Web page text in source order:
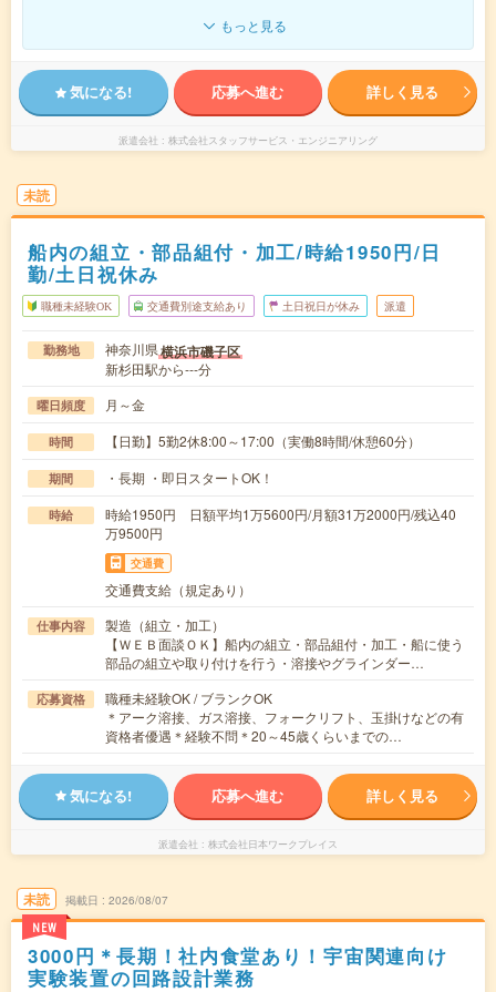
もっと見る
気になる! 応募へ進む 詳しく見る
派遣会社 株式会社スタッフサービス・エンジニアリング
未読
船内の組立・部品組付・加工/時給1950円/日
勤/土日祝休み
職種未経験OK 交通費別途支給あり 土日祝日が休み 派遣
勤務地 神奈川県横浜市磯子区
新杉田駅から---分
曜日頻度 月～金
時間 【日勤】5勤2休8:00～17:00（実働8時間/休憩60分）
期間 ・長期 ・即日スタートOK！
時給
時給1950円 日額平均1万5600円/月額31万2000円/残込40
万9500円
交通費
交通費支給（規定あり）
仕事内容
製造（組立・加工）
【ＷＥＢ面談ＯＫ】船内の組立・部品組付・加工・船に使う
部品の組立や取り付けを行う・溶接やグラインダー…
応募資格
職種未経験OK / ブランクOK
＊アーク溶接、ガス溶接、フォークリフト、玉掛けなどの有
資格者優遇＊経験不問＊20～45歳くらいまでの…
気になる! 応募へ進む 詳しく見る
派遣会社 株式会社日本ワークプレイス
未読
NEW
掲載日 2026/08/07
3000円＊長期！社内食堂あり！宇宙関連向け
実験装置の回路設計業務